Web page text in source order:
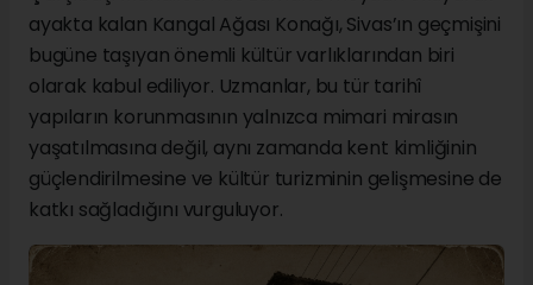
ayakta kalan Kangal Ağası Konağı, Sivas’ın geçmişini
bugüne taşıyan önemli kültür varlıklarından biri
olarak kabul ediliyor. Uzmanlar, bu tür tarihî
yapıların korunmasının yalnızca mimari mirasın
yaşatılmasına değil, aynı zamanda kent kimliğinin
güçlendirilmesine ve kültür turizminin gelişmesine de
katkı sağladığını vurguluyor.